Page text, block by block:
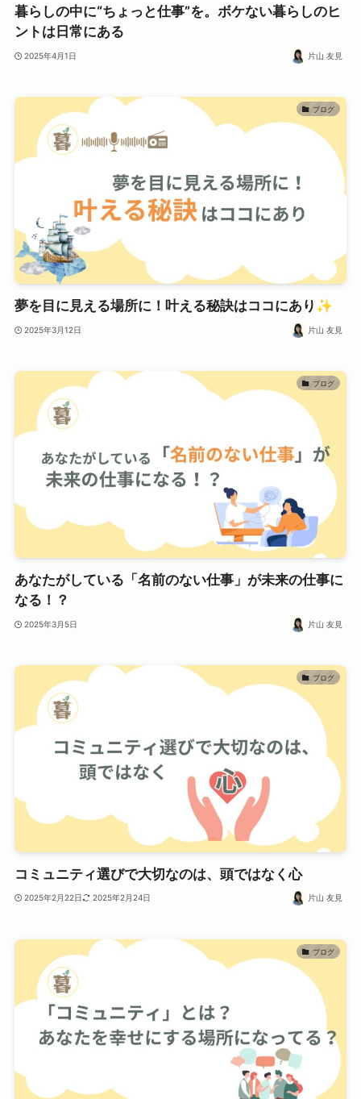
暮らしの中に“ちょっと仕事”を。ボケない暮らしのヒ
ントは日常にある
2025年4月1日 片山 友見
ブログ
夢を目に見える場所に！叶える秘訣はココにあり✨
2025年3月12日 片山 友見
ブログ
あなたがしている「名前のない仕事」が未来の仕事に
なる！？
2025年3月5日 片山 友見
ブログ
コミュニティ選びで大切なのは、頭ではなく心
2025年2月22日 2025年2月24日 片山 友見
ブログ